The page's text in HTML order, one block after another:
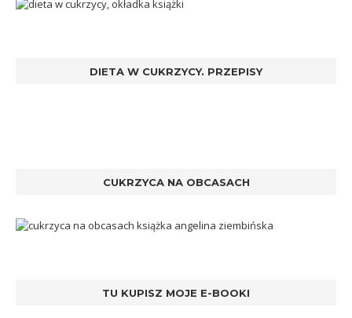
DIETA W CUKRZYCY. PRZEPISY
CUKRZYCA NA OBCASACH
TU KUPISZ MOJE E-BOOKI